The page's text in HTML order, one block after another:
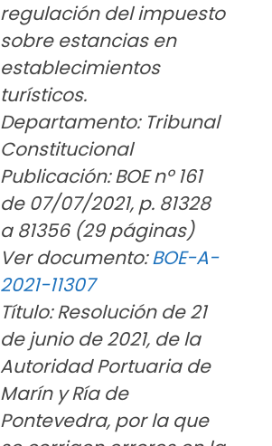
regulación del impuesto
sobre estancias en
establecimientos
turísticos.
Departamento: Tribunal
Constitucional
Publicación: BOE nº 161
de 07/07/2021, p. 81328
a 81356 (29 páginas)
Ver documento:BOE-A-
2021-11307
Título: Resolución de 21
de junio de 2021, de la
Autoridad Portuaria de
Marín y Ría de
Pontevedra, por la que